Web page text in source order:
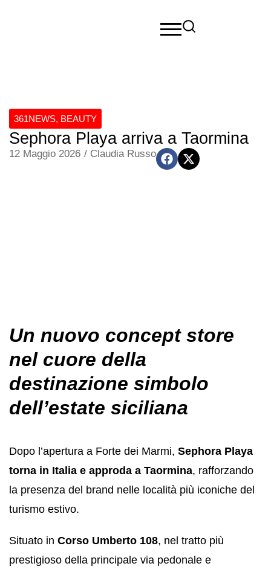
361NEWS, BEAUTY
Sephora Playa arriva a Taormina
12 Maggio 2026 / Claudia Russo
Un nuovo concept store
nel cuore della
destinazione simbolo
dell’estate siciliana
Dopo l’apertura a Forte dei Marmi, Sephora Playa
torna in Italia e approda a Taormina, rafforzando
la presenza del brand nelle località più iconiche del
turismo estivo.
Situato in Corso Umberto 108, nel tratto più
prestigioso della principale via pedonale e